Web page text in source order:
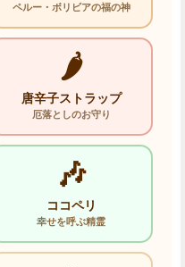
ペルー・ボリビアの福の神
🌶️
唐辛子ストラップ
厄落としのお守り
🎶
ココペリ
幸せを呼ぶ精霊